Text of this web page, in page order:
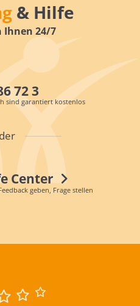
& Hilfe
Ihnen 24/7
72 3
sind garantiert kostenlos
Center
geben, Frage stellen